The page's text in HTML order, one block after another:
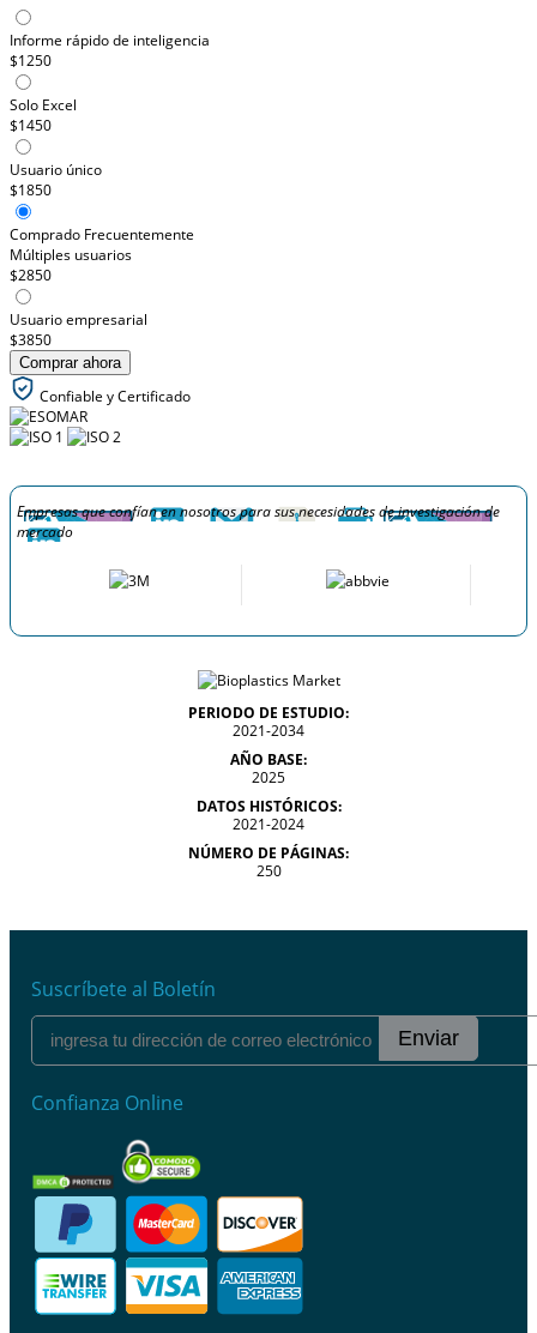
Informe rápido de inteligencia
$1250
Solo Excel
$1450
Usuario único
$1850
Comprado Frecuentemente
Múltiples usuarios
$2850
Usuario empresarial
$3850
Comprar ahora
Confiable y Certificado
Empresas que confían en nosotros para sus necesidades de investigación de
mercado
PERIODO DE ESTUDIO:
2021-2034
AÑO BASE:
2025
DATOS HISTÓRICOS:
2021-2024
NÚMERO DE PÁGINAS:
250
Suscríbete al Boletín
Enviar
Confianza Online